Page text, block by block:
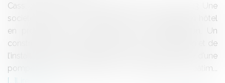
Cass. 3ème ch. civ. 12 novembre 2020, n° 19-18.213 Une
société a acquis un bâtiment afin de l’aménager en hôtel
en procédant à sa rénovation et sa réhabilitation. Un
constructeur est intervenu, chargé de la conception et de
l’installation de la climatisation avec mise en place d’une
pompe à chaleur réversible. Le propriétaire du bâtim...